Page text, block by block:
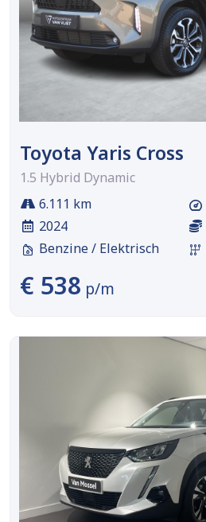
Toyota Yaris Cross
1.5 Hybrid Dynamic
6.111 km
2024
Benzine / Elektrisch
€ 538 p/m